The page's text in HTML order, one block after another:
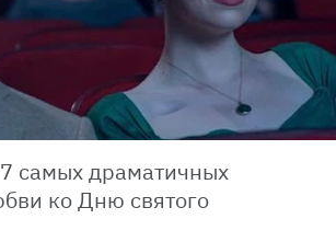
самых драматичных
ко Дню святого